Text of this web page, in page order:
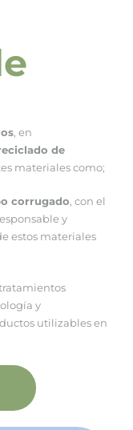
, en
de
materiales como;
corrugado, con el
y
estos materiales
y
utilizables en